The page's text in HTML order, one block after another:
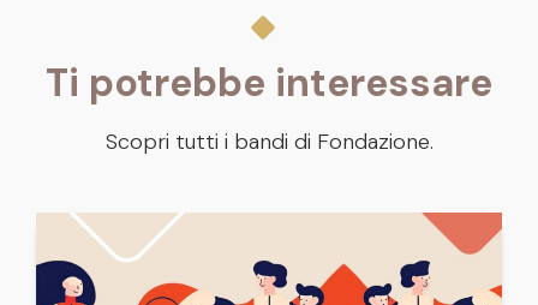
Ti potrebbe interessare
Scopri tutti i bandi di Fondazione.